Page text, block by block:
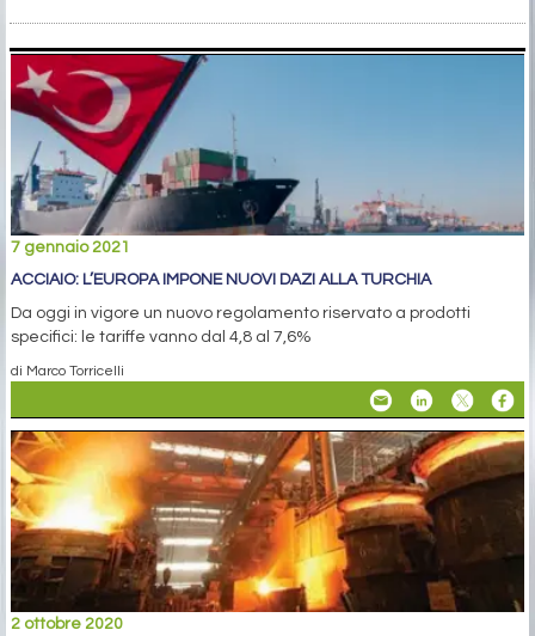
7 gennaio 2021
ACCIAIO: L’EUROPA IMPONE NUOVI DAZI ALLA TURCHIA
Da oggi in vigore un nuovo regolamento riservato a prodotti
specifici: le tariffe vanno dal 4,8 al 7,6%
di Marco Torricelli
2 ottobre 2020